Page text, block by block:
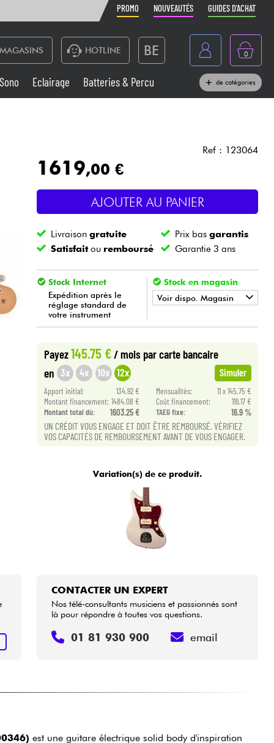
PROMO NOUVEAUTÉS GUIDES D'ACHAT
HOTLINE BE
België
Nederland
0
Sono
Vents
Câbles & Access.
Sono Eclairage Batteries & Percu de catégories
Ref : 123064
1619,00 €
AJOUTER AU PANIER
Livraisongratuite Prix bas garantis
Satisfaitou remboursé Garantie 3 ans
Stock Internet
Expédition après le
réglage standard de
votre instrument
Stock en magasin
Voir dispo. Magasin
• Star
Payez145.75 €/ mois par carte bancaire
en 3x 4x 10x 12x Simuler
Apport initial: 134.92 € Mensualités:
11 x 145.75 €
Montant financement: 1484.08 € Coût financement:
119.17 €
Montant total dù:
1603.25 € TAEG fixe: 16.9 %
UN CRÉDIT VOUS ENGAGE ET DOIT ÊTRE REMBOURSÉ. VÉRIFIEZ
VOS CAPACITÉS DE REMBOURSEMENT AVANT DE VOUS ENGAGER.
Variation(s) de ce produit.
CONTACTER UN EXPERT
Nos télé-consultants musiciens et passionnés sont
là pour répondre à toutes vos questions.
01 81 930 900 email
est une guitare électrique solid body d'inspiration